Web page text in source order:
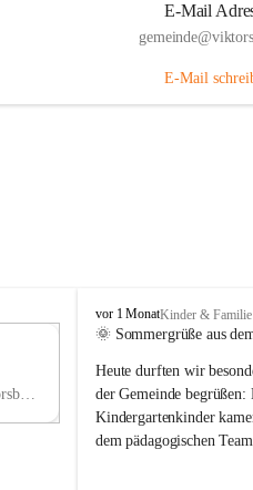
E-Mail
E-Mail
VHauptstraße 36, 6836 Viktorsberg, AUT
V
i
t
o
r
s
vor 1 MonatKinder & Familie
🌞 Sommergrüße aus
Heute durften wir
der Gemeinde begrüßen:
Kindergartenkinder
dem pädagogischen